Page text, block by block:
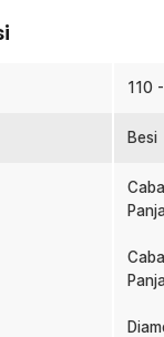
Maksimal
titik kepala
atau suram.
Nordic yang
lampu ini
retro klasik dan
gaya sputnik
hingga industrial
lebih
110
Besi